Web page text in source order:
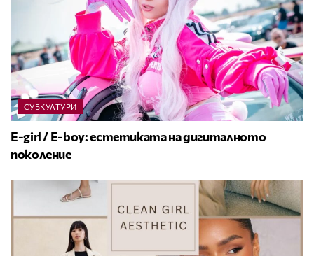
СУБКУЛТУРИ
E-girl / E-boy: естетиката на дигиталното
поколение